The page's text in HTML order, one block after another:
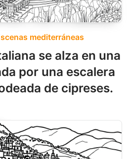
mediterráneas
se alza en una
por una escalera
de cipreses.